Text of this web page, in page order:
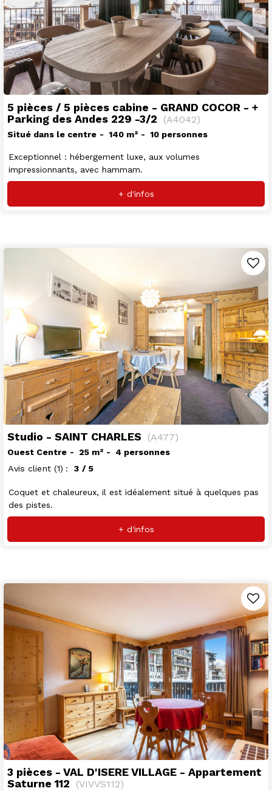
5 pièces / 5 pièces cabine - GRAND COCOR - +
Parking des Andes 229 -3/2
(A4042)
Situé dans le centre 140 m² 10 personnes
Exceptionnel : hébergement luxe, aux volumes
impressionnants, avec hammam.
+ d'infos
Studio - SAINT CHARLES (A477)
Ouest Centre 25 m²
4 personnes
Avis client (1) 3 / 5
Coquet et chaleureux, il est idéalement situé à quelques pas
des pistes.
+ d'infos
3 pièces - VAL D'ISERE VILLAGE - Appartement
Saturne 112
(VIVVS112)